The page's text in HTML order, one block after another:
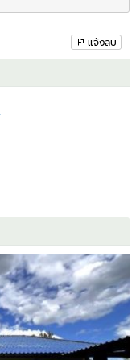
แจ้งลบ